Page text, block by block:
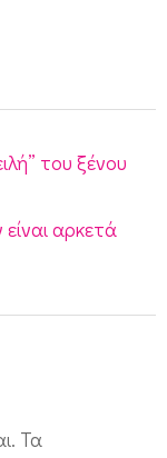
του ξένου
αρκετά
Τα